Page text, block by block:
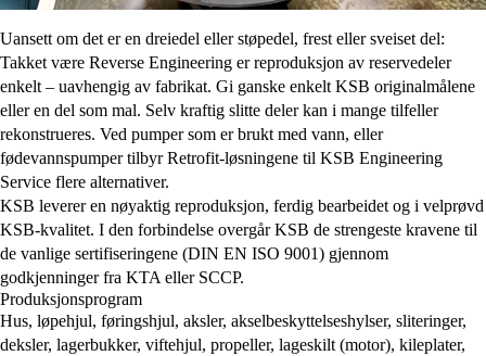
Uansett om det er en dreiedel eller støpedel, frest eller sveiset del:
Takket være Reverse Engineering er reproduksjon av reservedeler
enkelt – uavhengig av fabrikat. Gi ganske enkelt KSB originalmålene
eller en del som mal. Selv kraftig slitte deler kan i mange tilfeller
rekonstrueres. Ved pumper som er brukt med vann, eller
fødevannspumper tilbyr Retrofit-løsningene til KSB Engineering
Service flere alternativer.
KSB leverer en nøyaktig reproduksjon, ferdig bearbeidet og i velprøvd
KSB-kvalitet. I den forbindelse overgår KSB de strengeste kravene til
de vanlige sertifiseringene (DIN EN ISO 9001) gjennom
godkjenninger fra KTA eller SCCP.
Produksjonsprogram
Hus, løpehjul, føringshjul, aksler, akselbeskyttelseshylser, sliteringer,
deksler, lagerbukker, viftehjul, propeller, lageskilt (motor), kileplater,